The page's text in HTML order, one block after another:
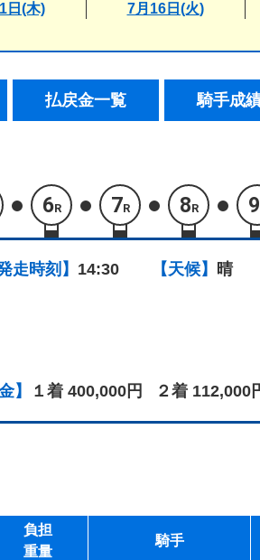
日(木) 7月16日(火)
払戻金一覧 騎手成
6R 7R 8R 9
走時刻】 14:30 【天候】 晴
】 １着 400,000円 ２着 112,000
負担
重量
騎手